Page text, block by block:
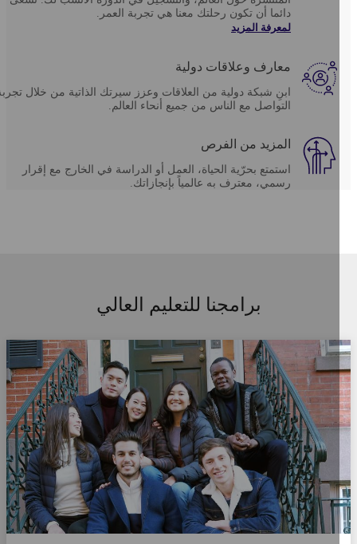
دائما أن تكون رحلتك معنا هي تجربة العمر.
لمعرفة المزيد
معارف وعلاقات دولية
ابنِ شبكة دولية من العلاقات وعزز سيرتك الذاتية من خلال تجربة
التواصل مع الناس من جميع أنحاء العالم.
المزيد من الفرص
استمتع بحرّية الحياة، العمل أو الدراسة في الخارج مع إقرار
رسمي، معترف به عالمياً بإنجازاتك.
برامجنا للتعليم العالي